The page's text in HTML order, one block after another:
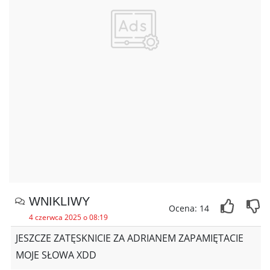
WNIKLIWY
4 czerwca 2025 o 08:19
Ocena: 14
JESZCZE ZATĘSKNICIE ZA ADRIANEM ZAPAMIĘTACIE
MOJE SŁOWA XDD